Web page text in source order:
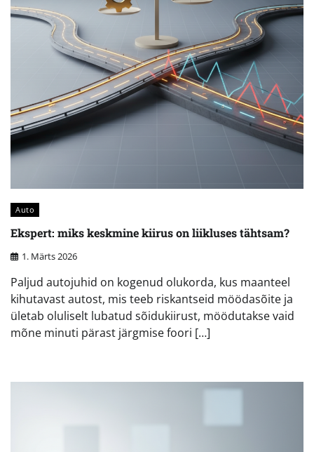
Auto
Ekspert: miks keskmine kiirus on liikluses tähtsam?
1. Märts 2026
Paljud autojuhid on kogenud olukorda, kus maanteel
kihutavast autost, mis teeb riskantseid möödasõite ja
ületab oluliselt lubatud sõidukiirust, möödutakse vaid
mõne minuti pärast järgmise foori […]